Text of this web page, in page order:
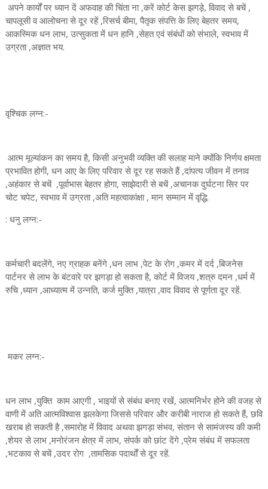
अपने कार्यों पर ध्यान दें अफवाह की चिंता ना ,करें कोर्ट केस झगड़े, विवाद से बचें ,
चापलूसी व आलोचना से दूर रहें ,रिसर्च बीमा, पैतृक संपत्ति के लिए बेहतर समय,
आकस्मिक धन लाभ, उत्सुकता में धन हानि ,सेहत एवं संबंधों को संभाले, स्वभाव में
उग्रता ,अज्ञात भय.
वृश्चिक लग्न:-
आत्म मूल्यांकन का समय है, किसी अनुभवी व्यक्ति की सलाह माने क्योंकि निर्णय क्षमता
प्रभावित होगी, धन आए के लिए परिवार से दूर रह सकते हैं ,दांपत्य जीवन में तनाव
,अहंकार से बचें ,पूर्वाभास बेहतर होगा, साझेदारी से बचें ,अचानक दुर्घटना सिर पर
चोट चपेट, स्वभाव में उग्रता ,अति महत्वाकांक्षा , मान सम्मान में वृद्धि.
: धनु लग्न:-
कर्मचारी बदलेंगे, नए ग्राहक बनेंगे ,धन लाभ ,पेट के रोग ,कमर में दर्द ,बिजनेस
पार्टनर से लाभ के बंटवारे पर झगड़ा हो सकता है, कोर्ट में विजय ,शत्रु दमन ,धर्म में
रुचि ,ध्यान ,आध्यात्म में उन्नति, कर्ज मुक्ति ,यात्रा ,वाद विवाद से पूर्णता दूर रहें.
मकर लग्न:-
धन लाभ ,युक्ति काम आएगी , भाइयों से संबंध बनाए रखें, आत्मनिर्भर होने की वजह से
वाणी में अति आत्मविश्वास झलकेगा जिससे परिवार और करीबी नाराज हो सकते हैं, छवि
खराब हो सकती है ,समारोह में विवाद अथवा झगड़ा संभव, संतान से सामंजस्य की कमी
,शेयर से लाभ ,मनोरंजन क्षेत्र में लाभ, संपर्क को छांट देंगे ,प्रेम संबंध में सफलता
,भटकाव से बचें ,उदर रोग ,तामसिक पदार्थों से दूर रहें.